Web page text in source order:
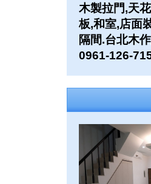
木製拉門,天
板,和室,店面
隔間.台北木
0961-126-